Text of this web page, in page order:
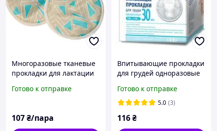
Многоразовые тканевые
прокладки для лактации
Готово к отправке
107₴/пара
Впитывающие прокладки
для грудей одноразовые
упаковке
Готово к отправке
5.0 (3)
116₴